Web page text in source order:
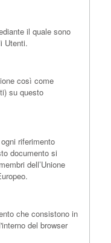
il quale sono
Utenti.
così come
su questo
riferimento
documento si
dell’Unione
che consistono in
del browser